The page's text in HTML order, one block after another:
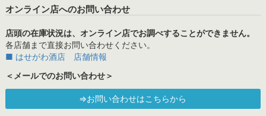
オンライン店へのお問い合わせ
店頭の在庫状況は、オンライン店でお調べすることができません。
各店舗まで直接お問い合わせください。
■ はせがわ酒店 店舗情報
＜メールでのお問い合わせ＞
⇒お問い合わせはこちらから